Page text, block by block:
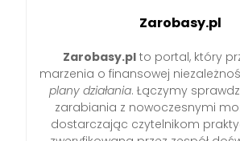
Zarobasy.pl
Zarobasy.pl to portal, który
marzenia o finansowej
plany działania. Łączymy
zarabiania z nowoczesnymi
dostarczając czytelnikom